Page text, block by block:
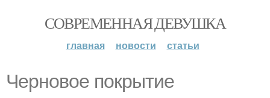
СОВРЕМЕННАЯ ДЕВУШКА
главная новости статьи
Черновое покрытие